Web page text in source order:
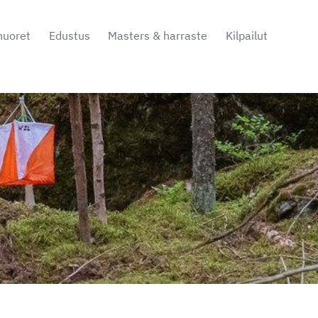
Edustus Masters & harraste Kilpailut